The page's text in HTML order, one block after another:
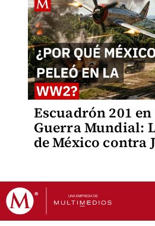
Escuadrón 201
Guerra Mundial:
de México contra